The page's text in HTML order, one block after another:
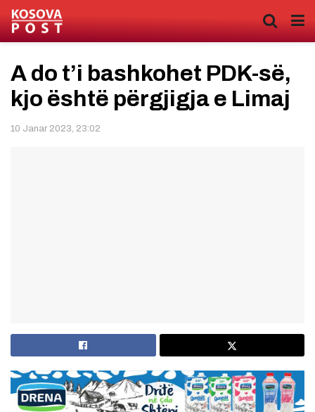
A do t’i bashkohet PDK-së,
kjo është përgjigja e Limaj
10 Janar 2023, 23:02